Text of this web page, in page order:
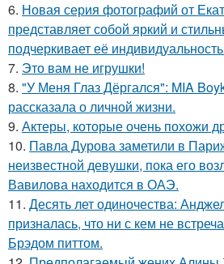
6. Новая серия фотографий от
представляет собой яркий и
подчеркивает её
7. Это вам не игрушки!
8. "У Меня Глаз Дёргался": MIA
рассказала о личной жизни.
9. Актеры, которые очень похожи
10. Павла Дурова заметили в
неизвестной девушки, пока его
Вавилова находится в ОАЭ.
11. Десять лет одиночества:
призналась, что ни с кем не
Брэдом питтом.